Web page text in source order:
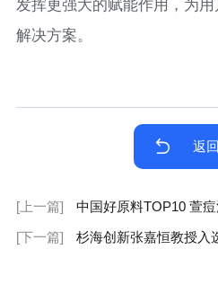
发挥更强大的赋能作用，为
解决方案。
返
[上一篇]
中国好原料TOP10 萱
[下一篇]
杉海创新张嘉恒教授入